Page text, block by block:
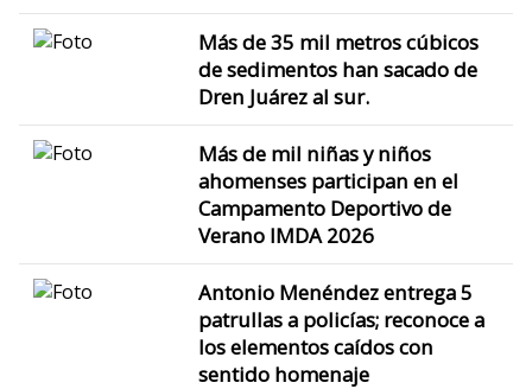
Más de 35 mil metros cúbicos
de sedimentos han sacado de
Dren Juárez al sur.
Más de mil niñas y niños
ahomenses participan en el
Campamento Deportivo de
Verano IMDA 2026
Antonio Menéndez entrega 5
patrullas a policías; reconoce a
los elementos caídos con
sentido homenaje